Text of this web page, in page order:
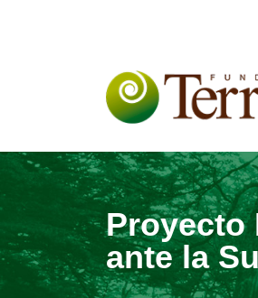
Proyecto
ante la